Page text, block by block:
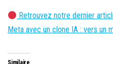
Retrouvez notre dernier
Meta avec un clone IA : vers un
Similaire